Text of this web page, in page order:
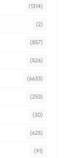
(1314)
(2)
(857)
(526)
(6633)
(253)
(30)
(625)
(91)